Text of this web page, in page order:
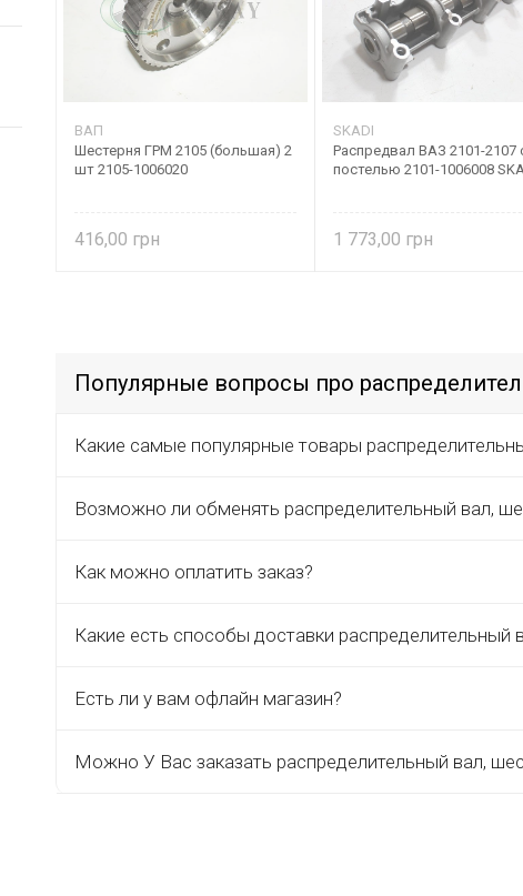
ВАП
Шестерня ГРМ 2105 (большая) 2
шт 2105-1006020
416,00
SKADI
Распредвал ВАЗ 2101-2107
постелью 2101-1006008
1 773,00
Популярные вопросы про
Какие самые популярные товары
Возможно ли обменять распределительный вал,
Как можно оплатить заказ?
Какие есть способы доставки распределительный
Есть ли у вам офлайн магазин?
Можно У Вас заказать распределительный вал,